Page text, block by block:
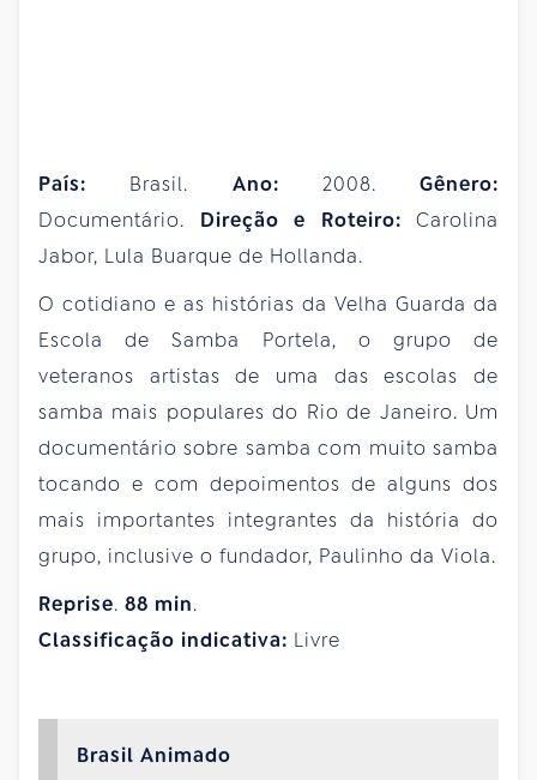
País: Brasil. Ano: 2008. Gênero:
Documentário. Direção e Roteiro: Carolina
Jabor, Lula Buarque de Hollanda.
O cotidiano e as histórias da Velha Guarda da
Escola de Samba Portela, o grupo de
veteranos artistas de uma das escolas de
samba mais populares do Rio de Janeiro. Um
documentário sobre samba com muito samba
tocando e com depoimentos de alguns dos
mais importantes integrantes da história do
grupo, inclusive o fundador, Paulinho da Viola.
Reprise. 88 min.
Classificação indicativa: Livre
Brasil Animado